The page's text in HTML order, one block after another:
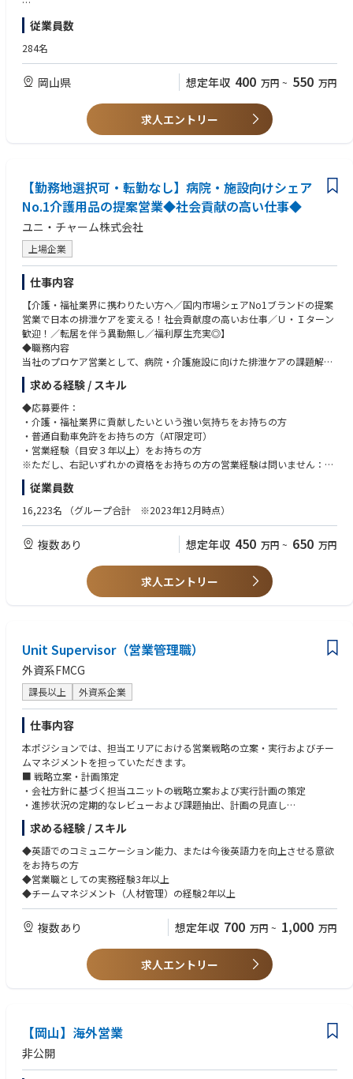
・売場作りのサポートや、顧客からの要望・課題のヒアリング、対応
※出張頻度は担当エリアによりますが多くて月数回程度です。
＜必要資格＞
必要条件：普通自動車免許第一種
従業員数
284名
岡山県 想定年収 400 万円 ~ 550 万円
求人エントリー
【勤務地選択可・転勤なし】病院・施設向けシェア
No.1介護用品の提案営業◆社会貢献の高い仕事◆
ユニ・チャーム株式会社
上場企業
仕事内容
【介護・福祉業界に携わりたい方へ／国内市場シェアNo1ブランドの提案
営業で日本の排泄ケアを変える！社会貢献度の高いお仕事／Ｕ・Ｉターン
歓迎！／転居を伴う異動無し／福利厚生充実◎】
◆職務内容
当社のプロケア営業として、病院・介護施設に向けた排泄ケアの課題解決
の提案をお任せいたします。当社の介護商品の導入を実現し「ライフリ
ー」シェアを拡大することにより日本の介護品質の向上を目指します。
◆職務詳細
担当エリアの病院・介護施設を訪問し、介護用紙おむつ等の介護用品を通
じた排泄ケアの提案や相談対応等を行い、入所者やその家族、施設スタッ
フ、経営者のすべての方に満足を提供するため、下記業務を行います。
・排泄ケアに関する問題点や商品ニーズのヒアリングと課題解決の提案
・ライフリー製品の正しい使用方法の案内
・施設や利用者に応じた商品や排泄ケア方法の検討／提案
・大人用紙おむつ「ライフリー」をはじめとする介護用商品の導入提案、
くこともございます）
・販売代理店との関係構築、営業支援
週1回エリア内ミーティング、月1回全国リモート会議を実施。自宅を拠点
とした直行直帰スタイルです。※営業車貸与
その他、貸与スマートフォンを活用して上司や支店メンバーとタイムリー
にコミュニケーションが取れる環境です。
会社都合による転居を伴う転勤は原則ありません。
◆研修体制：
最初の６ヶ月間、集合研修とOJTを組み合わせて行います。
入社者ひとりひとりに育成担当者が1年間付き、自信をもって活動してい
ただけるようサポートします。
求める経験 / スキル
◆応募要件：
・介護・福祉業界に貢献したいという強い気持ちをお持ちの方
・普通自動車免許をお持ちの方（AT限定可）
・営業経験（目安３年以上）をお持ちの方
※ただし、右記いずれかの資格をお持ちの方の営業経験は問いません：看
護師、准看護師、介護福祉士、理学療法士、作業療法士、ホームヘルパー
2級以上、介護職員初任者研修修了
※MR等、医療業界での営業経験がある方は歓迎します。
◆求める人材像：下記に共感いただける方は歓迎します。
・コミュニケーション能力に長け、顧客や取引先との良好な関係構築がで
・営業活動において、顧客から抽出した課題を解決するために、自ら考え
行動に移せる主体性と行動力がある方
したりする向上心がある方
従業員数
16,223名 （グループ合計 ※2023年12月時点）
複数あり 想定年収 450 万円 ~ 650 万円
求人エントリー
Unit Supervisor（営業管理職）
外資系FMCG
課長以上 外資系企業
仕事内容
本ポジションでは、担当エリアにおける営業戦略の立案・実行およびチー
ムマネジメントを担っていただきます。
■ 戦略立案・計画策定
・会社方針に基づく担当ユニットの戦略立案および実行計画の策定
・進捗状況の定期的なレビューおよび課題抽出、計画の見直し
■ 営業推進
・売上最大化に向けたアクションプランの策定・実行
・地域業績に影響を与える主要顧客との交渉・折衝
■ BtoB営業／パートナー管理
・取引先・代理店との課題解決に向けた社内外連携
・BtoB営業およびパートナー管理に関するKPIの管理・分析
・各種プロジェクト、研修、業務改善活動などの推進・支援
・他部署・他拠点と連携した施策の実行
■ コンプライアンス／職場環境整備
・社内外の法令・規定の遵守の徹底
■ 組織マネジメント
・研修やネットワーキング施策など、エリア主導プロジェクトの企画・実
行
・フィールドメンバー向けの能力開発施策の推進
求める経験 / スキル
◆英語でのコミュニケーション能力、または今後英語力を向上させる意欲
をお持ちの方
◆営業職としての実務経験3年以上
◆チームマネジメント（人材管理）の経験2年以上
複数あり 想定年収 700 万円 ~ 1,000 万円
求人エントリー
【岡山】海外営業
非公開